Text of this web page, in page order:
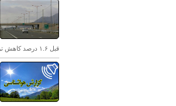
قبل ۱.۶ درصد کاهش تردد را نشان می‌دهد.